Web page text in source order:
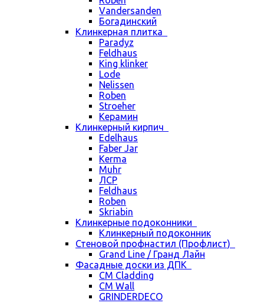
Vandersanden
Богадинский
Клинкерная плитка
Paradyz
Feldhaus
King klinker
Lode
Nelissen
Roben
Stroeher
Керамин
Клинкерный кирпич
Edelhaus
Faber Jar
Kerma
Muhr
ЛСР
Feldhaus
Roben
Skriabin
Клинкерные подоконники
Клинкерный подоконник
Стеновой профнастил (Профлист)
Grand Line / Гранд Лайн
Фасадные доски из ДПК
CM Cladding
CM Wall
GRINDERDECO